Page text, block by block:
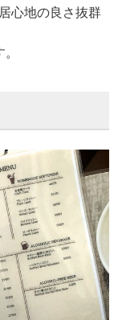
心地の良さ抜群